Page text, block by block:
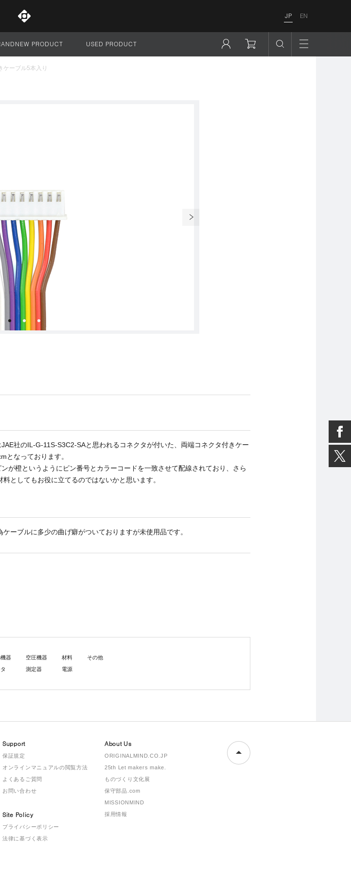
JP EN
PRODUCT USED PRODUCT
ケーブル5本入り
社のIL-G-11S-S3C2-SAと思われるコネクタが付いた、両端コネクタ付きケー
となっております。
が橙というようにピン番号とカラーコードを一致させて配線されており、さら
としてもお役に立てるのではないかと思います。
ーブルに多少の曲げ癖がついておりますが未使用品です。
器
空圧機器
測定器
材料
電源
その他
Support
保証規定
オンラインマニュアルの閲覧方法
よくあるご質問
お問い合わせ
Site Policy
プライバシーポリシー
法律に基づく表示
About Us
ORIGINALMIND.CO.JP
25th Let makers make.
ものづくり文化展
保守部品.com
MISSIONMIND
採用情報